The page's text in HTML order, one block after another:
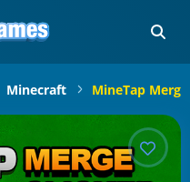
Minecraft MineTap